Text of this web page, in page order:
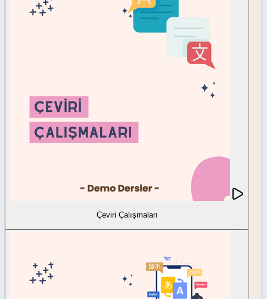
Çeviri Çalışmaları